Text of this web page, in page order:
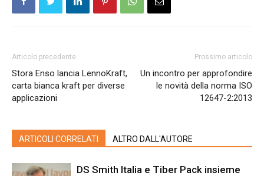
Articolo precedente
Stora Enso lancia LennoKraft,
carta bianca kraft per diverse
applicazioni
Prossimo articolo
Un incontro per approfondire
le novità della norma ISO
12647-2:2013
ARTICOLI CORRELATI ALTRO DALL'AUTORE
DS Smith Italia e Tiber Pack insieme